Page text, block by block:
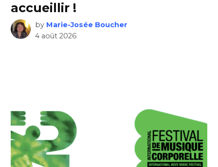
accueillir !
by Marie-Josée Boucher
4 août 2026